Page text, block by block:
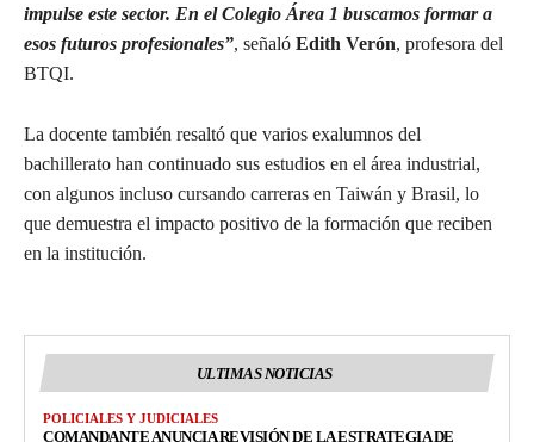
impulse este sector. En el Colegio Área 1 buscamos formar a
esos futuros profesionales”, señaló Edith Verón, profesora del
BTQI.
La docente también resaltó que varios exalumnos del
bachillerato han continuado sus estudios en el área industrial,
con algunos incluso cursando carreras en Taiwán y Brasil, lo
que demuestra el impacto positivo de la formación que reciben
en la institución.
ULTIMAS NOTICIAS
POLICIALES Y JUDICIALES
COMANDANTE ANUNCIA REVISIÓN DE LA ESTRATEGIA DE